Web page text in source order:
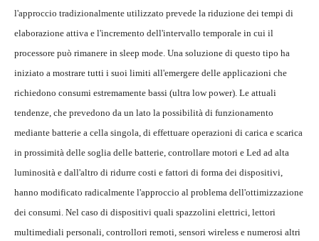
l'approccio tradizionalmente utilizzato prevede la riduzione dei tempi di
elaborazione attiva e l'incremento dell'intervallo temporale in cui il
processore può rimanere in sleep mode. Una soluzione di questo tipo ha
iniziato a mostrare tutti i suoi limiti all'emergere delle applicazioni che
richiedono consumi estremamente bassi (ultra low power). Le attuali
tendenze, che prevedono da un lato la possibilità di funzionamento
mediante batterie a cella singola, di effettuare operazioni di carica e scarica
in prossimità delle soglia delle batterie, controllare motori e Led ad alta
luminosità e dall'altro di ridurre costi e fattori di forma dei dispositivi,
hanno modificato radicalmente l'approccio al problema dell'ottimizzazione
dei consumi. Nel caso di dispositivi quali spazzolini elettrici, lettori
multimediali personali, controllori remoti, sensori wireless e numerosi altri